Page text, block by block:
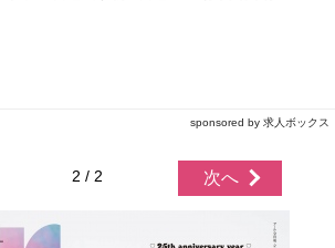
sponsored by 求人ボックス
2 / 2 次へ